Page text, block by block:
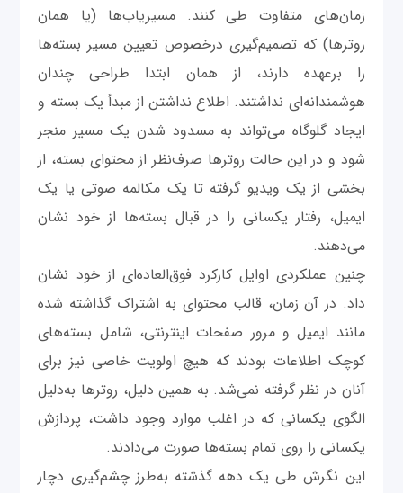
زمان‌های متفاوت طی کنند. مسیریاب‌ها (یا همان
روترها) که تصمیم‌گیری درخصوص تعیین مسیر بسته‌ها
را برعهده دارند، از همان ابتدا طراحی چندان
هوشمندانه‌ای نداشتند. اطلاع نداشتن از مبدأ یک بسته و
ایجاد گلوگاه‌ می‌تواند به مسدود شدن یک مسیر منجر
شود و در این ‌حالت روترها صرف‌نظر از محتوای بسته، از
بخشی از یک ویدیو گرفته تا یک مکالمه صوتی یا یک
ایمیل، رفتار یکسانی را در قبال بسته‌ها از خود نشان
می‌دهند.
چنین عملکردی اوایل کارکرد فوق‌العاده‌ای از خود نشان
داد. در آن زمان، قالب محتوای به اشتراک گذاشته شده
مانند ایمیل و مرور صفحات اینترنتی، شامل بسته‌های
کوچک اطلاعات بودند که هیچ اولویت خاصی نیز برای
آنان در نظر گرفته نمی‌شد. به همین دلیل، روترها به‌‌دلیل
الگوی یکسانی که در اغلب موارد وجود داشت، پردازش
یکسانی را روی تمام بسته‌ها صورت می‌دادند.
این نگرش طی یک دهه گذشته به‌طرز چشم‌گیری دچار